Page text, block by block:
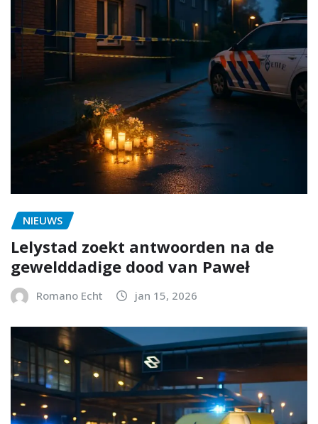
NIEUWS
Lelystad zoekt antwoorden na de
gewelddadige dood van Paweł
Romano Echt jan 15, 2026